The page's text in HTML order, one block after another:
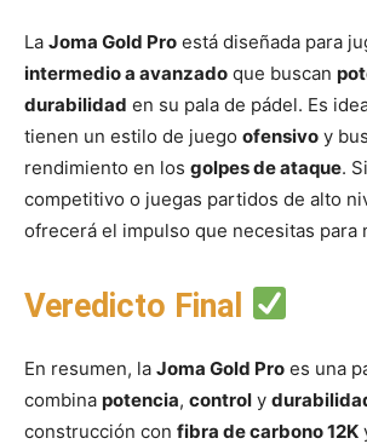
La Joma Gold Pro está diseñada para
intermedio a avanzado que buscan
durabilidad en su pala de pádel. Es
tienen un estilo de juego ofensivo y
rendimiento en los golpes de ataque.
competitivo o juegas partidos de alto
ofrecerá el impulso que necesitas para
Veredicto Final
En resumen, la Joma Gold Pro es una
combina potencia, control y
construcción con fibra de carbono 12K